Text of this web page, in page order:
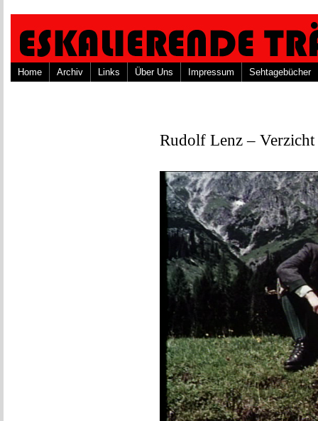
Home Archiv Links Über Uns Impressum Sehtagebücher
Rudolf Lenz – Verzicht